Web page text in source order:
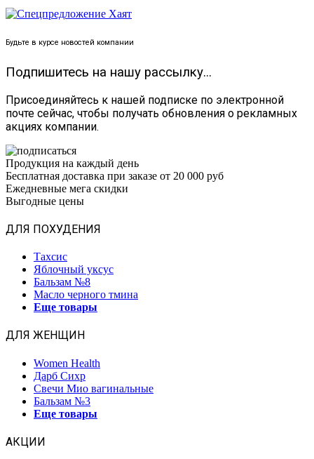
Будьте в курсе новостей компании
Подпишитесь на нашу рассылку...
Присоединяйтесь к нашей подписке по электронной
почте сейчас, чтобы получать обновления о рекламных
акциях компании.
Продукция на каждый день
Бесплатная доставка при заказе от 20 000 руб
Ежедневные мега скидки
Выгодные цены
ДЛЯ ПОХУДЕНИЯ
Тахсис
Яблочный уксус
Бальзам №8
Масло черного тмина
Еще товары
ДЛЯ ЖЕНЩИН
Women Health
Дарб Сихр
Свечи Мио вагинальные
Бальзам №3
Еще товары
АКЦИИ